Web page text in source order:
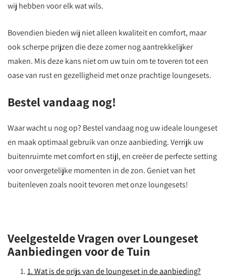
wij hebben voor elk wat wils.
Bovendien bieden wij niet alleen kwaliteit en comfort, maar
ook scherpe prijzen die deze zomer nog aantrekkelijker
maken. Mis deze kans niet om uw tuin om te toveren tot een
oase van rust en gezelligheid met onze prachtige loungesets.
Bestel vandaag nog!
Waar wacht u nog op? Bestel vandaag nog uw ideale loungeset
en maak optimaal gebruik van onze aanbieding. Verrijk uw
buitenruimte met comfort en stijl, en creëer de perfecte setting
voor onvergetelijke momenten in de zon. Geniet van het
buitenleven zoals nooit tevoren met onze loungesets!
Veelgestelde Vragen over Loungeset
Aanbiedingen voor de Tuin
1. Wat is de prijs van de loungeset in de aanbieding?